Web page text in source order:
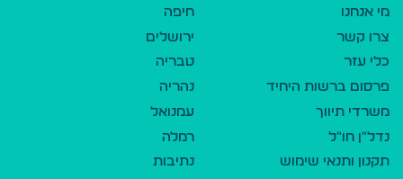
מי אנחנו
צרו קשר
כלי עזר
פרסום ברשות היחיד
משרדי תיווך
נדל"ן חו"ל
תקנון ותנאי שימוש
חיפה
ירושלים
טבריה
נהריה
עמנואל
רמלה
נתיבות